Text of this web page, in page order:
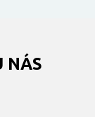
NÁS